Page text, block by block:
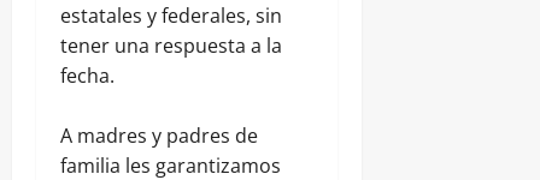
estatales y federales, sin
tener una respuesta a la
fecha.
A madres y padres de
familia les garantizamos